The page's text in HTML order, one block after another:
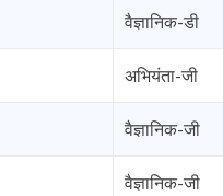
वैज्ञानिक-डी
अभियंता-जी
वैज्ञानिक-जी
वैज्ञानिक-जी